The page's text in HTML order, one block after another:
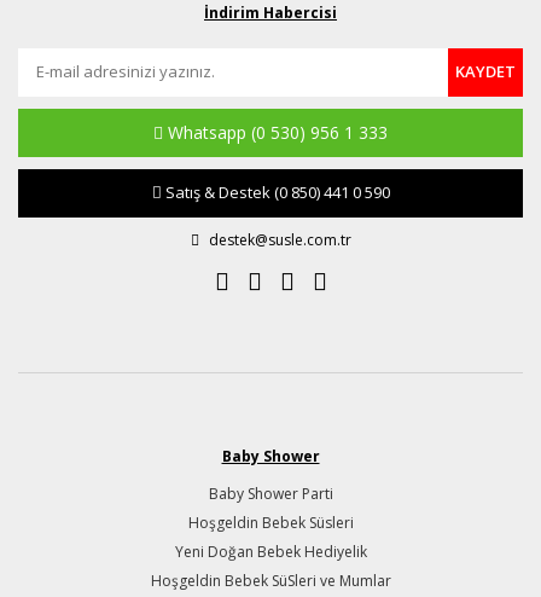
İndirim Habercisi
KAYDET
Whatsapp (0 530) 956 1 333
Satış & Destek(0 850) 441 0 590
destek@susle.com.tr
Baby Shower
Baby Shower Parti
Hoşgeldin Bebek Süsleri
Yeni Doğan Bebek Hediyelik
Hoşgeldin Bebek SüSleri ve Mumlar